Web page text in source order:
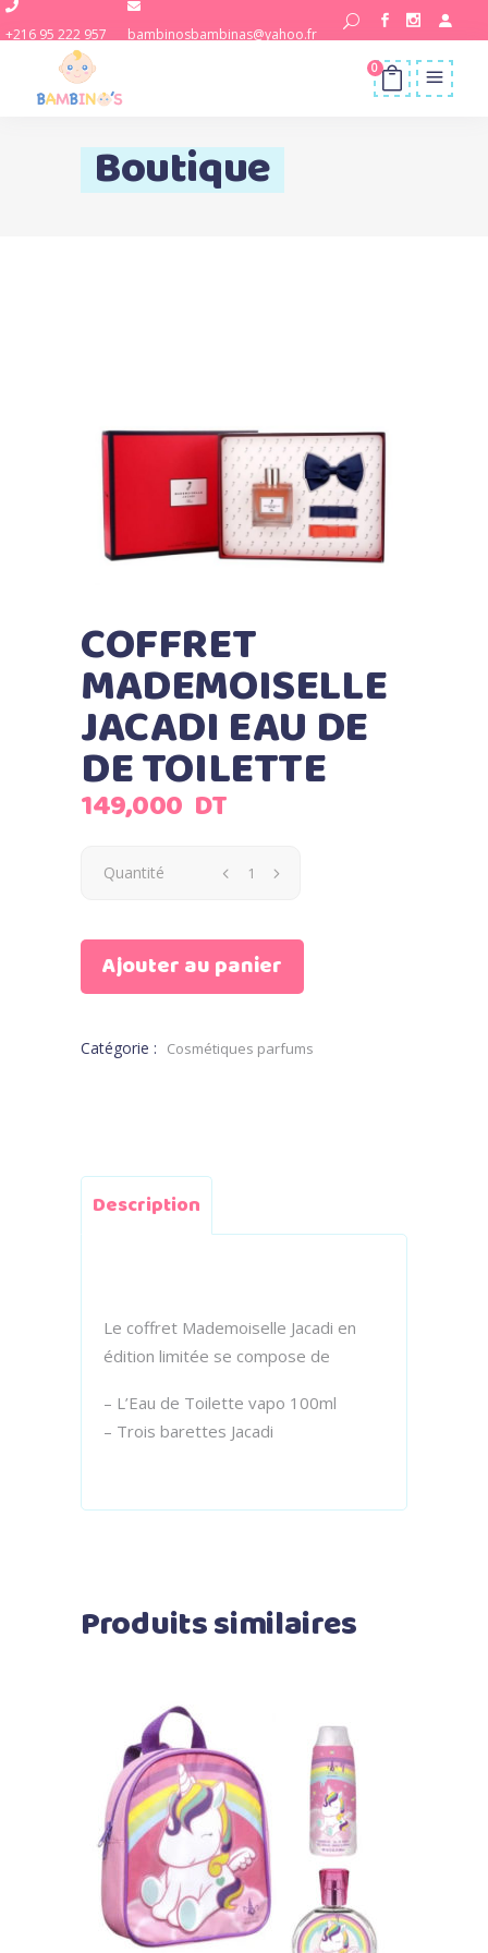
+216 95 222 957 bambinosbambinas@yahoo.fr
0
Boutique
COFFRET
MADEMOISELLE
JACADI EAU DE
DE TOILETTE
149,000 DT
Quantité
Ajouter au panier
Catégorie : Cosmétiques parfums
Description
Le coffret Mademoiselle Jacadi en
édition limitée se compose de
– L’Eau de Toilette vapo 100ml
– Trois barettes Jacadi
Produits similaires
Ajouter au panier